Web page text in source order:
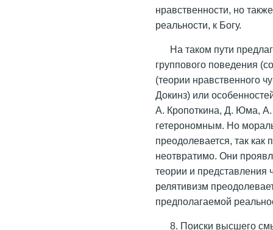
нравственности, но
реальности, к Богу.
На таком пути
группового поведения
(теории нравственного
Докинз) или
А. Кропоткина, Д. Юма,
гетерономным. Но
преодолевается, так
неотвратимо. Они
теории и
релятивизм
предполагаемой
8. Поиски высшего